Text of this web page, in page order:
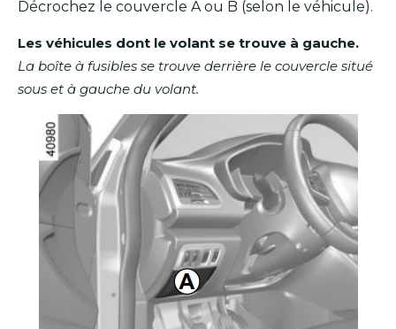
Décrochez le couvercle A ou B (selon le véhicule).
Les véhicules dont le volant se trouve à gauche.
La boîte à fusibles se trouve derrière le couvercle situé
sous et à gauche du volant.